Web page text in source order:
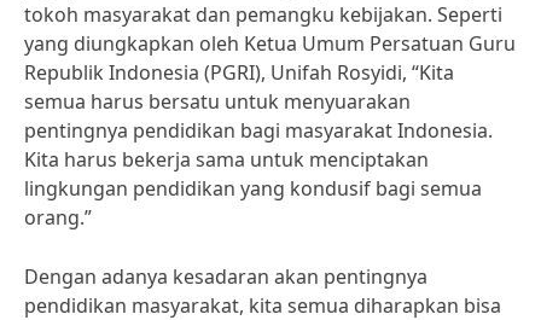
tokoh masyarakat dan pemangku kebijakan. Seperti
yang diungkapkan oleh Ketua Umum Persatuan Guru
Republik Indonesia (PGRI), Unifah Rosyidi, “Kita
semua harus bersatu untuk menyuarakan
pentingnya pendidikan bagi masyarakat Indonesia.
Kita harus bekerja sama untuk menciptakan
lingkungan pendidikan yang kondusif bagi semua
orang.”
Dengan adanya kesadaran akan pentingnya
pendidikan masyarakat, kita semua diharapkan bisa